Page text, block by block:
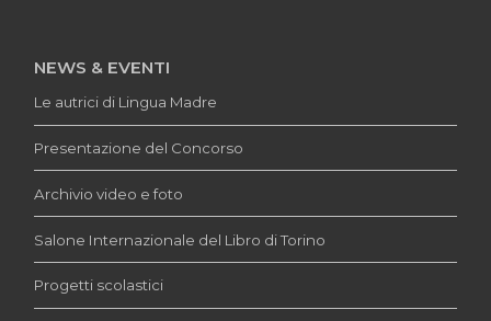
NEWS & EVENTI
Le autrici di Lingua Madre
Presentazione del Concorso
Archivio video e foto
Salone Internazionale del Libro di Torino
Progetti scolastici